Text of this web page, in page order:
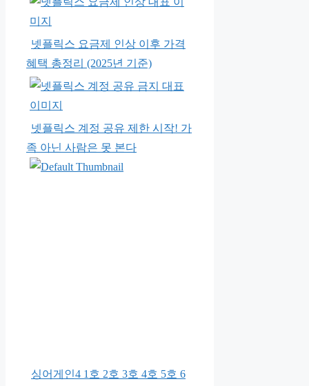
넷플릭스 요금제 인상 이후 가격
혜택 총정리 (2025년 기준)
넷플릭스 계정 공유 제한 시작! 가
족 아닌 사람은 못 본다
싱어게인4 1호 2호 3호 4호 5호 6